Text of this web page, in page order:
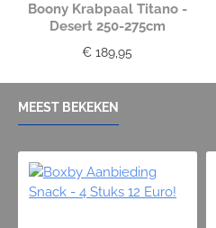
Boony Krabpaal Titano -
Desert 250-275cm
€ 189,95
MEEST BEKEKEN